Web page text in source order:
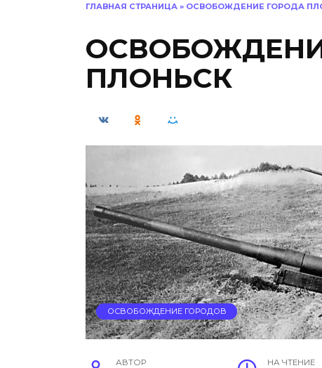
ГЛАВНАЯ СТРАНИЦА » ОСВОБОЖДЕНИЕ ГОРОДА
ПЛОНЬСК
ОСВОБОЖДЕНИЕ ГОРОДОВ
АВТОР НА ЧТЕНИЕ